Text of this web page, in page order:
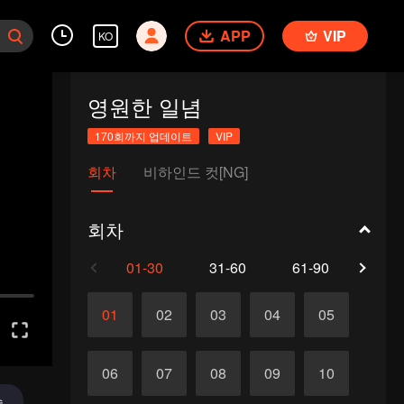
KO APP VIP
영원한 일념
170회까지 업데이트 VIP
회차 비하인드 컷[NG]
회차
01-30 31-60 61-90
01 02 03 04 05
06 07 08 09 10